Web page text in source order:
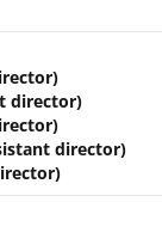
director)
director)